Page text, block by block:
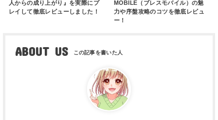
人からの成り上がり』を実際にプ
レイして徹底レビューしました！
MOBILE（ブレスモバイル）の魅
力や序盤攻略のコツを徹底レビュ
ー！
ABOUT US